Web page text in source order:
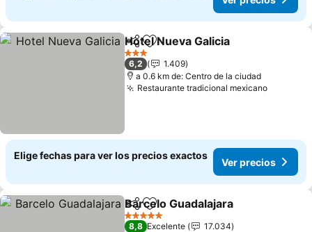
CompartirAgregar a favoritos
Hotel Nueva Galicia
3 Estrellas
6,2
1.409
a 0.6 km de: Centro de la ciudad
Restaurante tradicional mexicanoVer
Elige fechas para ver los precios exactos
Ver precios
CompartirAgregar a favoritos
Barcelo Guadalajara
5 Estrellas
8,8 Excelente
17.034